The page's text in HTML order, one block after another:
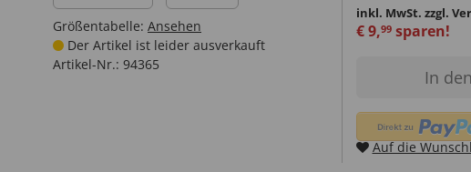
Größentabelle: Ansehen
Der Artikel ist leider ausverkauft
Artikel-Nr.: 94365
inkl. MwSt. zzgl.
€9,99sparen!
In
Auf die